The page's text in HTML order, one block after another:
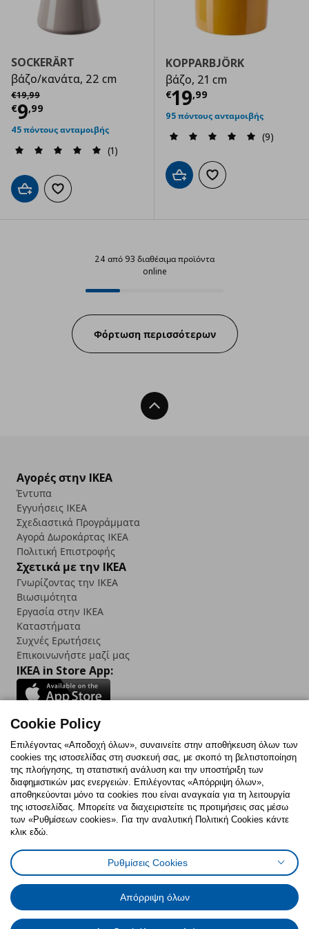
SOCKERÄRT
βάζο/κανάτα, 22 cm
€19,99
Αρχική τιμή
€9,99
Τρέχουσα τιμή € 9,99
45 πόντους ανταμοιβής
(1)
Προσθήκη στο καλάθι
Προσθήκη στα αγαπημένα
KOPPARBJÖRK
βάζο, 21 cm
€19,99
Τρέχουσα
95 πόντους ανταμοιβής
(9)
Προσθήκη στο καλάθι
Προσθήκη στα
24 από 93 διαθέσιμα προϊόντα
online
Progress:
Φόρτωση περισσότερων
Back To Top
Αγορές στην IKEA
Έντυπα
Εγγυήσεις IKEA
Σχεδιαστικά Προγράμματα
Αγορά Δωρoκάρτας IKEA
Πολιτική Επιστροφής
Σχετικά με την IKEA
Γνωρίζοντας την IKEA
Βιωσιμότητα
Εργασία στην IKEA
Καταστήματα
Συχνές Ερωτήσεις
Επικοινωνήστε μαζί μας
IKEA in Store App:
Follow us:
FacebookInstagram
TikTokYoutubePinterestTwitter
Πολιτική CookiesΔήλωση ψηφιακής προσβασιμότητας
Ρυθμίσεις cookiesΌροι Χρήσης
Γενική Πολιτική Προσωπικών Δεδομένων
Πολιτική Προσωπικών Δεδομένων για ΙΚΕΑ.gr
Κώδικας Καταναλωτικής Δεοντολογίας
Cookie Policy
Επιλέγοντας «Αποδοχή όλων», συναινείτε στην αποθήκευση όλων των
cookies της ιστοσελίδας στη συσκευή σας, με σκοπό τη βελτιστοποίηση
της πλοήγησης, τη στατιστική ανάλυση και την υποστήριξη των
διαφημιστικών μας ενεργειών. Επιλέγοντας «Απόρριψη όλων»,
αποθηκεύονται μόνο τα cookies που είναι αναγκαία για τη λειτουργία
της ιστοσελίδας. Μπορείτε να διαχειριστείτε τις προτιμήσεις σας μέσω
των «Ρυθμίσεων cookies». Για την αναλυτική Πολιτική Cookies κάντε
κλικ εδώ.
Ρυθμίσεις Cookies
Απόρριψη όλων